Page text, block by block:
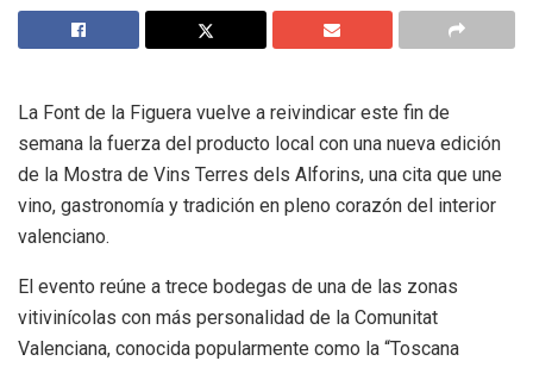
La Font de la Figuera vuelve a reivindicar este fin de
semana la fuerza del producto local con una nueva edición
de la Mostra de Vins Terres dels Alforins, una cita que une
vino, gastronomía y tradición en pleno corazón del interior
valenciano.
El evento reúne a trece bodegas de una de las zonas
vitivinícolas con más personalidad de la Comunitat
Valenciana, conocida popularmente como la “Toscana